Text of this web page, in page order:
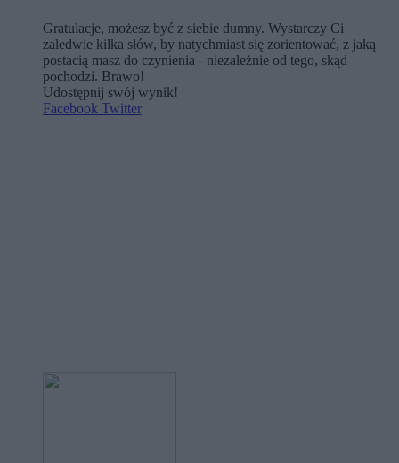
Gratulacje, możesz być z siebie dumny. Wystarczy Ci
zaledwie kilka słów, by natychmiast się zorientować, z jaką
postacią masz do czynienia - niezależnie od tego, skąd
pochodzi. Brawo!
Udostępnij swój wynik!
Facebook Twitter